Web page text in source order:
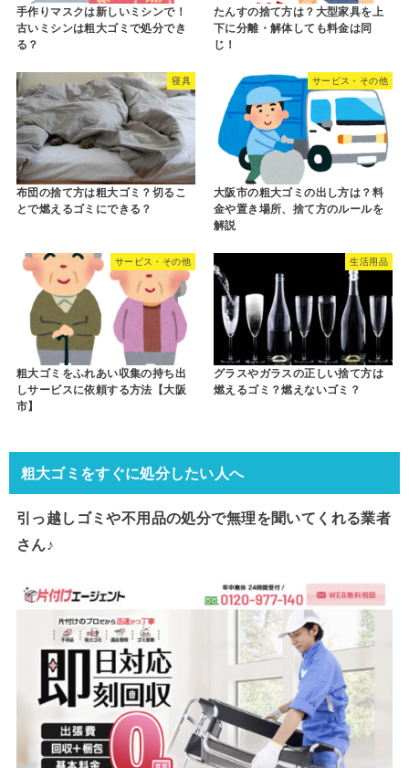
手作りマスクは新しいミシンで！
古いミシンは粗大ゴミで処分でき
る？
たんすの捨て方は？大型家具を上
下に分離・解体しても料金は同
じ！
寝具
布団の捨て方は粗大ゴミ？切るこ
とで燃えるゴミにできる？
サービス・その他
大阪市の粗大ゴミの出し方は？料
金や置き場所、捨て方のルールを
解説
サービス・その他
粗大ゴミをふれあい収集の持ち出
しサービスに依頼する方法【大阪
市】
生活用品
グラスやガラスの正しい捨て方は
燃えるゴミ？燃えないゴミ？
粗大ゴミをすぐに処分したい人へ
引っ越しゴミや不用品の処分で無理を聞いてくれる業者
さん♪